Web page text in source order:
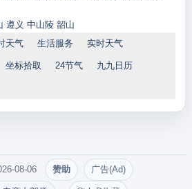
遵义 中山陵 韶山
天气 生活服务 实时天气
坐标拾取 24节气 九九日历
08-06 赞助 广告(Ad)